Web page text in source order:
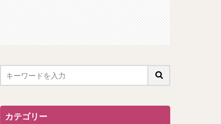
カテゴリー